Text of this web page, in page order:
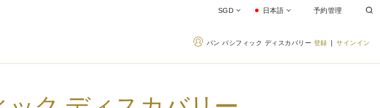
SGD 日本語 予約管理
パン パシフィック ディスカバリー 登録 | サインイン